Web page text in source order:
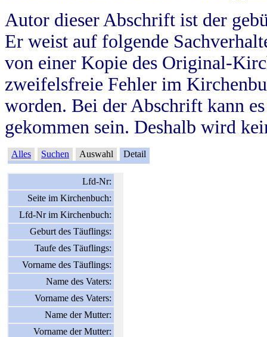
Autor dieser Abschrift ist der
Er weist auf folgende
von einer Kopie des Original-
zweifelsfreie Fehler im
worden. Bei der Abschrift kann
gekommen sein. Deshalb wird
Alles Suchen Auswahl Detail
Lfd-Nr:
Seite im Kirchenbuch:
Lfd-Nr im Kirchenbuch:
Geburt des Täuflings:
Taufe des Täuflings:
Vorname des Täuflings:
Name des Vaters:
Vorname des Vaters:
Name der Mutter:
Vorname der Mutter: